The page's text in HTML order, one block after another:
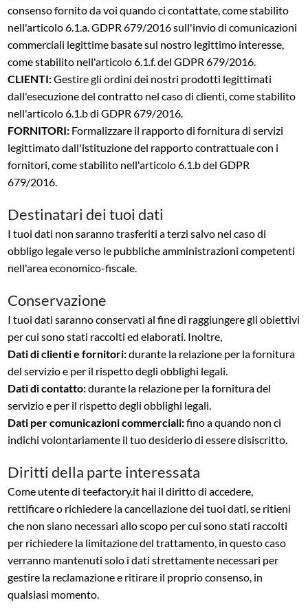
consenso fornito da voi quando ci contattate, come stabilito
nell'articolo 6.1.a. GDPR 679/2016 sull'invio di comunicazioni
commerciali legittime basate sul nostro legittimo interesse,
come stabilito nell'articolo 6.1.f. del GDPR 679/2016.
CLIENTI:Gestire gli ordini dei nostri prodotti legittimati
dall'esecuzione del contratto nel caso di clienti, come stabilito
nell'articolo 6.1.b di GDPR 679/2016.
FORNITORI: Formalizzare il rapporto di fornitura di servizi
legittimato dall'istituzione del rapporto contrattuale con i
fornitori, come stabilito nell'articolo 6.1.b del GDPR
679/2016.
Destinatari dei tuoi dati
I tuoi dati non saranno trasferiti a terzi salvo nel caso di
obbligo legale verso le pubbliche amministrazioni competenti
nell'area economico-fiscale.
Conservazione
I tuoi dati saranno conservati al fine di raggiungere gli obiettivi
per cui sono stati raccolti ed elaborati. Inoltre,
Dati di clienti e fornitori:durante la relazione per la fornitura
del servizio e per il rispetto degli obblighi legali.
Dati di contatto:durante la relazione per la fornitura del
servizio e per il rispetto degli obblighi legali.
Dati per comunicazioni commerciali:fino a quando non ci
indichi volontariamente il tuo desiderio di essere disiscritto.
Diritti della parte interessata
Come utente di teefactory.it hai il diritto di accedere,
rettificare o richiedere la cancellazione dei tuoi dati, se ritieni
che non siano necessari allo scopo per cui sono stati raccolti
per richiedere la limitazione del trattamento, in questo caso
verranno mantenuti solo i dati strettamente necessari per
gestire la reclamazione e ritirare il proprio consenso, in
qualsiasi momento.